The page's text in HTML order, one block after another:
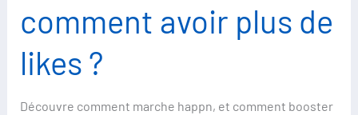
comment avoir plus de
likes ?
Découvre comment marche happn, et comment booster